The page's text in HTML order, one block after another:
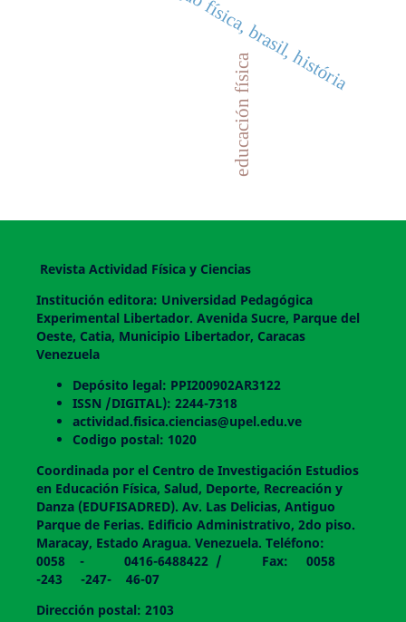
educación física
Revista Actividad Física y Ciencias
Institución editora: Universidad Pedagógica
Experimental Libertador. Avenida Sucre, Parque del
Oeste, Catia, Municipio Libertador, Caracas
Venezuela
Depósito legal: PPI200902AR3122
ISSN /DIGITAL): 2244-7318
actividad.fisica.ciencias@upel.edu.ve
Codigo postal: 1020
Coordinada por el Centro de Investigación Estudios
en Educación Física, Salud, Deporte, Recreación y
Danza (EDUFISADRED). Av. Las Delicias, Antiguo
Parque de Ferias. Edificio Administrativo, 2do piso.
Maracay, Estado Aragua. Venezuela. Teléfono:
0058 - 0416-6488422 / Fax: 0058
-243 -247- 46-07
Dirección postal: 2103